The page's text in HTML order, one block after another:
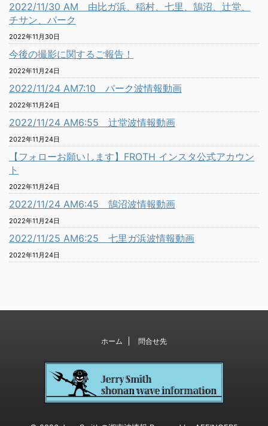
2022/11/30 AM 由比ガ浜、稲村、七里、鵠沼、辻堂、
チサン、パーク
2022年11月30日
今後の撮影に関するご報告！
2022年11月24日
2022/11/24 AM7:10 パーク波情報動画
2022年11月24日
2022/11/24 AM6:55 辻堂波情報動画
2022年11月24日
【フォローお願いします】FROTH インスタ公式アカウン
ト
2022年11月24日
2022/11/24 AM6:45 鵠沼波情報動画
2022年11月24日
2022/11/25 AM6:25 七里ガ浜波情報動画
2022年11月24日
ホーム 問合せ先